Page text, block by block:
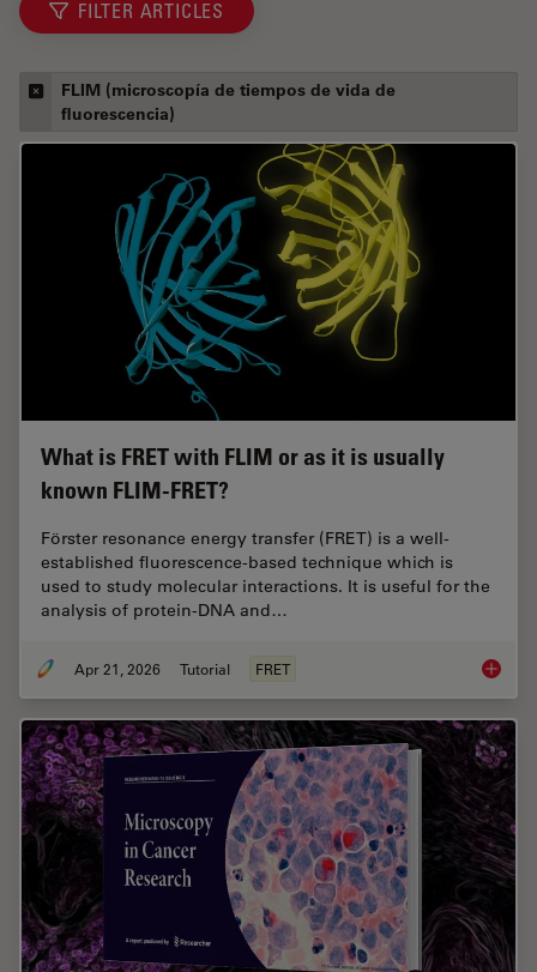
FILTER ARTICLES
FLIM (microscopía de tiempos de vida de
fluorescencia)
What is FRET with FLIM or as it is usually
known FLIM-FRET?
Förster resonance energy transfer (FRET) is a well-
established fluorescence-based technique which is
used to study molecular interactions. It is useful for the
analysis of protein-DNA and…
Apr 21, 2026 Tutorial FRET What is